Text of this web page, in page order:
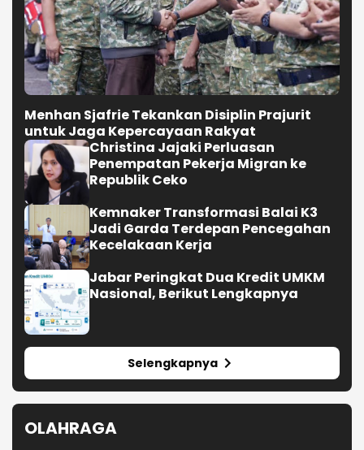
Menhan Sjafrie Tekankan Disiplin Prajurit
untuk Jaga Kepercayaan Rakyat
Christina Jajaki Perluasan
Penempatan Pekerja Migran ke
Republik Ceko
Kemnaker Transformasi Balai K3
Jadi Garda Terdepan Pencegahan
Kecelakaan Kerja
Jabar Peringkat Dua Kredit UMKM
Nasional, Berikut Lengkapnya
Selengkapnya
OLAHRAGA